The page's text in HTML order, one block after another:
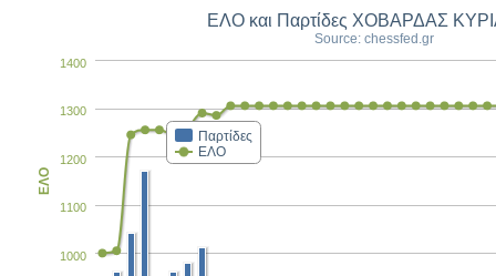
ΕΛΟ και Παρτίδες ΧΟΒΑΡΔΑΣ
Source: chessfed.gr
Παρτίδες
ΕΛΟ
1000
1100
1200
1300
1400
ΕΛΟ